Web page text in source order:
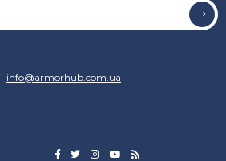
info@armorhub.com.ua